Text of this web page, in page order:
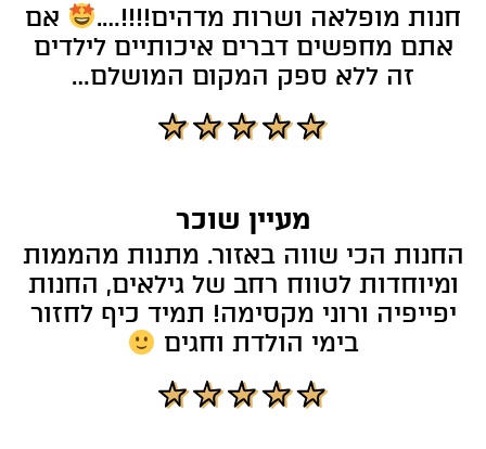
חנות מופלאה ושרות מדהים!!!!….
אם
אתם מחפשים דברים איכותיים לילדים
זה ללא ספק המקום המושלם…
מעיין שוכר
החנות הכי שווה באזור. מתנות מהממות
ומיוחדות לטווח רחב של גילאים, החנות
יפייפיה ורוני מקסימה! תמיד כיף לחזור
בימי הולדת וחגים